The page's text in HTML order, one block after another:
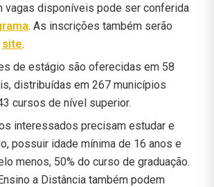
vagas disponíveis pode ser conferida
. As inscrições também serão
site.
de estágio são oferecidas em 58
distribuídas em 267 municípios
cursos de nível superior.
interessados precisam estudar e
possuir idade mínima de 16 anos e
menos, 50% do curso de graduação.
a Distância também podem